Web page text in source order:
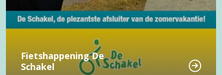
Fietshappening De
Schakel